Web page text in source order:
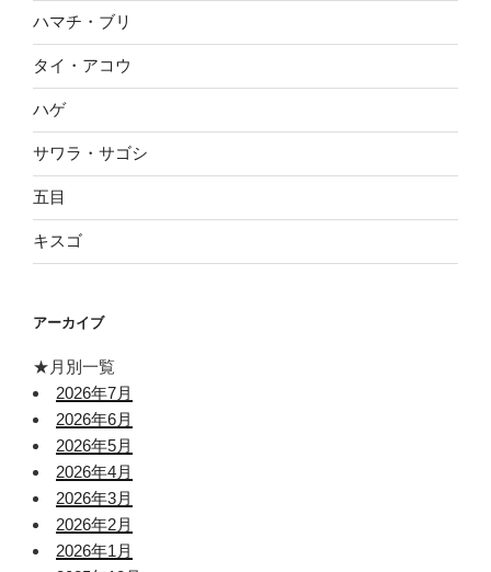
ハマチ・ブリ
タイ・アコウ
ハゲ
サワラ・サゴシ
五目
キスゴ
アーカイブ
★月別一覧
2026年7月
2026年6月
2026年5月
2026年4月
2026年3月
2026年2月
2026年1月